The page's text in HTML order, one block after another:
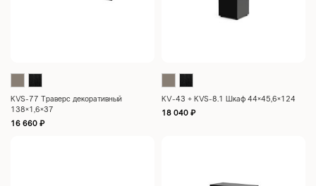
KVS-77 Траверс декоративный
138×1,6×37
16 660 ₽
KV-43 + KVS-8.1 Шкаф 44×45,6×124
18 040 ₽